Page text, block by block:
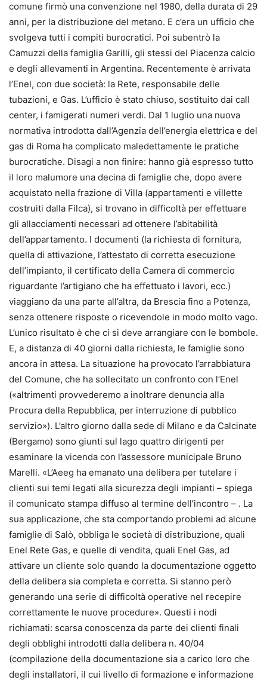
comune firmò una convenzione nel 1980, della durata di 29
anni, per la distribuzione del metano. E c’era un ufficio che
svolgeva tutti i compiti burocratici. Poi subentrò la
Camuzzi della famiglia Garilli, gli stessi del Piacenza calcio
e degli allevamenti in Argentina. Recentemente è arrivata
l’Enel, con due società: la Rete, responsabile delle
tubazioni, e Gas. L’ufficio è stato chiuso, sostituito dai call
center, i famigerati numeri verdi. Dal 1 luglio una nuova
normativa introdotta dall’Agenzia dell’energia elettrica e del
gas di Roma ha complicato maledettamente le pratiche
burocratiche. Disagi a non finire: hanno già espresso tutto
il loro malumore una decina di famiglie che, dopo avere
acquistato nella frazione di Villa (appartamenti e villette
costruiti dalla Filca), si trovano in difficoltà per effettuare
gli allacciamenti necessari ad ottenere l’abitabilità
dell’appartamento. I documenti (la richiesta di fornitura,
quella di attivazione, l’attestato di corretta esecuzione
dell’impianto, il certificato della Camera di commercio
riguardante l’artigiano che ha effettuato i lavori, ecc.)
viaggiano da una parte all’altra, da Brescia fino a Potenza,
senza ottenere risposte o ricevendole in modo molto vago.
L’unico risultato è che ci si deve arrangiare con le bombole.
E, a distanza di 40 giorni dalla richiesta, le famiglie sono
ancora in attesa. La situazione ha provocato l’arrabbiatura
del Comune, che ha sollecitato un confronto con l’Enel
(«altrimenti provvederemo a inoltrare denuncia alla
Procura della Repubblica, per interruzione di pubblico
servizio»). L’altro giorno dalla sede di Milano e da Calcinate
(Bergamo) sono giunti sul lago quattro dirigenti per
esaminare la vicenda con l’assessore municipale Bruno
Marelli. «L’Aeeg ha emanato una delibera per tutelare i
clienti sui temi legati alla sicurezza degli impianti – spiega
il comunicato stampa diffuso al termine dell’incontro – . La
sua applicazione, che sta comportando problemi ad alcune
famiglie di Salò, obbliga le società di distribuzione, quali
Enel Rete Gas, e quelle di vendita, quali Enel Gas, ad
attivare un cliente solo quando la documentazione oggetto
della delibera sia completa e corretta. Si stanno però
generando una serie di difficoltà operative nel recepire
correttamente le nuove procedure». Questi i nodi
richiamati: scarsa conoscenza da parte dei clienti finali
degli obblighi introdotti dalla delibera n. 40/04
(compilazione della documentazione sia a carico loro che
degli installatori, il cui livello di formazione e informazione